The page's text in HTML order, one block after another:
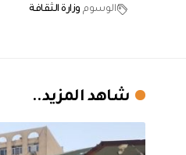
الوسوم وزارة الثقافة
شاهد المزيد..